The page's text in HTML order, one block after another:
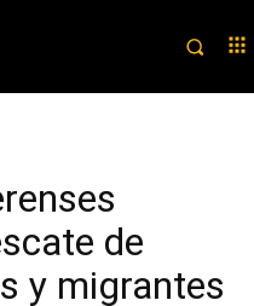
de
y migrantes